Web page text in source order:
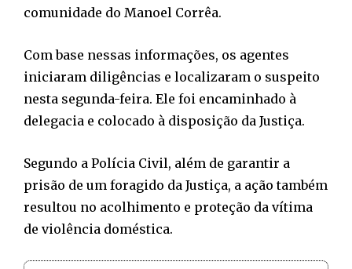
comunidade do Manoel Corrêa.
Com base nessas informações, os agentes
iniciaram diligências e localizaram o suspeito
nesta segunda-feira. Ele foi encaminhado à
delegacia e colocado à disposição da Justiça.
Segundo a Polícia Civil, além de garantir a
prisão de um foragido da Justiça, a ação também
resultou no acolhimento e proteção da vítima
de violência doméstica.